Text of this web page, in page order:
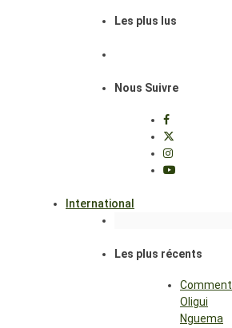
Les plus lus
Nous Suivre
International
Les plus récents
Comment
Oligui
Nguema